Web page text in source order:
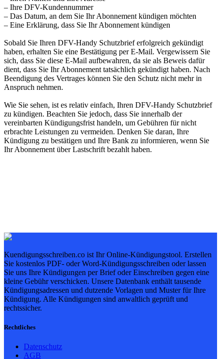
– Ihre DFV-Kundennummer
– Das Datum, an dem Sie Ihr Abonnement kündigen möchten
– Eine Erklärung, dass Sie Ihr Abonnement kündigen
Sobald Sie Ihren DFV-Handy Schutzbrief erfolgreich gekündigt
haben, erhalten Sie eine Bestätigung per E-Mail. Vergewissern Sie
sich, dass Sie diese E-Mail aufbewahren, da sie als Beweis dafür
dient, dass Sie Ihr Abonnement tatsächlich gekündigt haben. Nach
Beendigung des Vertrages können Sie den Schutz nicht mehr in
Anspruch nehmen.
Wie Sie sehen, ist es relativ einfach, Ihren DFV-Handy Schutzbrief
zu kündigen. Beachten Sie jedoch, dass Sie innerhalb der
vereinbarten Kündigungsfrist handeln, um Gebühren für nicht
erbrachte Leistungen zu vermeiden. Denken Sie daran, Ihre
Kündigung zu bestätigen und Ihre Bank zu informieren, wenn Sie
Ihr Abonnement über Lastschrift bezahlt haben.
Kuendigungsschreiben.co ist Ihr Online-Kündigungstool. Erstellen
Sie kostenlos PDF- oder Word-Kündigungsschreiben oder lassen
Sie uns Ihre Kündigungen per Brief oder Einschreiben gegen eine
kleine Gebühr verschicken. Unsere Datenbank enthält tausende
Kündigungsadressen und dutzende Vorlagen und Muster für Ihre
Kündigung. Alle Kündigungen sind anwaltlich geprüft und
rechtssicher.
Rechtliches
Datenschutz
AGB